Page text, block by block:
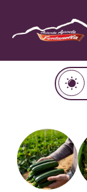
contenuto